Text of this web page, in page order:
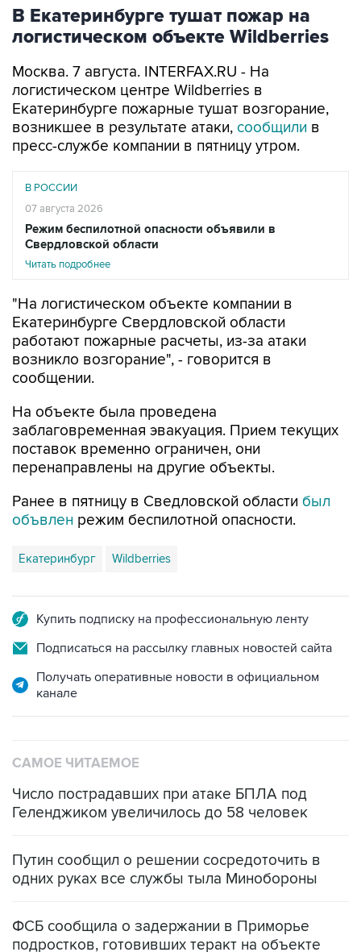
В Екатеринбурге тушат пожар на
логистическом объекте Wildberries
Москва. 7 августа. INTERFAX.RU - На
логистическом центре Wildberries в
Екатеринбурге пожарные тушат возгорание,
возникшее в результате атаки, сообщили в
пресс-службе компании в пятницу утром.
В РОССИИ
07 августа 2026
Режим беспилотной опасности объявили в
Свердловской области
Читать подробнее
"На логистическом объекте компании в
Екатеринбурге Свердловской области
работают пожарные расчеты, из-за атаки
возникло возгорание", - говорится в
сообщении.
На объекте была проведена
заблаговременная эвакуация. Прием текущих
поставок временно ограничен, они
перенаправлены на другие объекты.
Ранее в пятницу в Сведловской области был
объвлен режим беспилотной опасности.
Екатеринбург Wildberries
Купить подписку на профессиональную ленту
Подписаться на рассылку главных новостей сайта
Получать оперативные новости в официальном
канале
САМОЕ ЧИТАЕМОЕ
Число пострадавших при атаке БПЛА под
Геленджиком увеличилось до 58 человек
Путин сообщил о решении сосредоточить в
одних руках все службы тыла Минобороны
ФСБ сообщила о задержании в Приморье
подростков, готовивших теракт на объекте